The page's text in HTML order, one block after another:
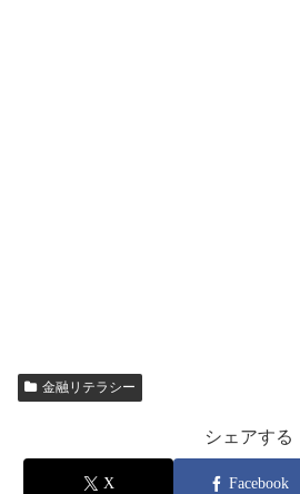
金融リテラシー
シェアする
X Facebook